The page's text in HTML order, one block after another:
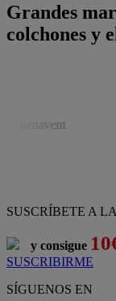
Grandes
colchones y
SUSCRÍBETE A
y consigue
SUSCRIBIRME
SÍGUENOS EN